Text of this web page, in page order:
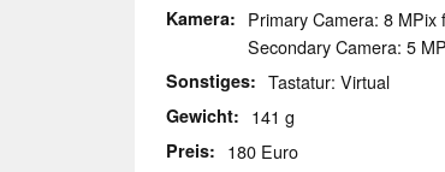
Kamera
Primary Camera: 8 MPix
Secondary Camera: 5
Sonstiges Tastatur: Virtual
Gewicht 141 g
Preis 180 Euro